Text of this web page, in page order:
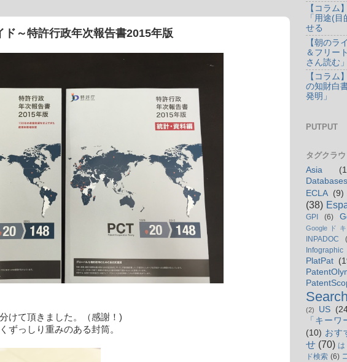
ド～特許行政年次報告書2015年版
けて頂きました。（感謝！)
ずっしり重みのある封筒。
【コラム
「用途(
せる
【朝のラ
＆フリー
さん読む
【コラム
の知財白
発明」
PUTPUT
タグクラウ
Asia
Databases
ECLA (9)
(38)
GPI
(6)
Googleド
INPADOC
Infographic
PlatPat
Search
(2)
US
「キーワ
(10) おす
せ (70) は
ド検索 (6)